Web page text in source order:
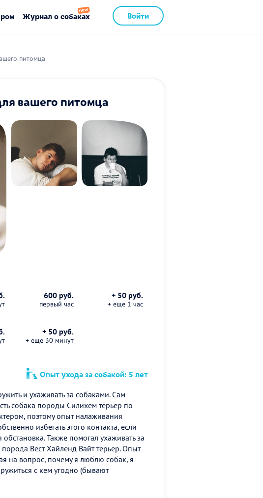
Войти
Журнал о собаках
питомца
вашего питомца
600 руб.
первый час
+ 50 руб.
+ еще 1 час
+ 50 руб.
+ еще 30 минут
Опыт ухода за собакой: 5 лет
и ухаживать за собаками. Сам
собака породы Силихем терьер по
поэтому опыт налаживания
избегать этого контакта, если
Также помогал ухаживать за
Вест Хайленд Вайт терьер. Опыт
на вопрос, почему я люблю собак, я
с кем угодно (бывают